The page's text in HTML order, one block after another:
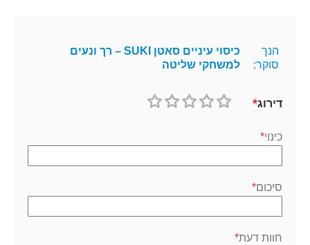
הנך
סוקר:
כיסוי עיניים סאטן SUKI – רך ונעים
למשחקי שליטה
דירוג
כינוי
סיכום
חוות דעת